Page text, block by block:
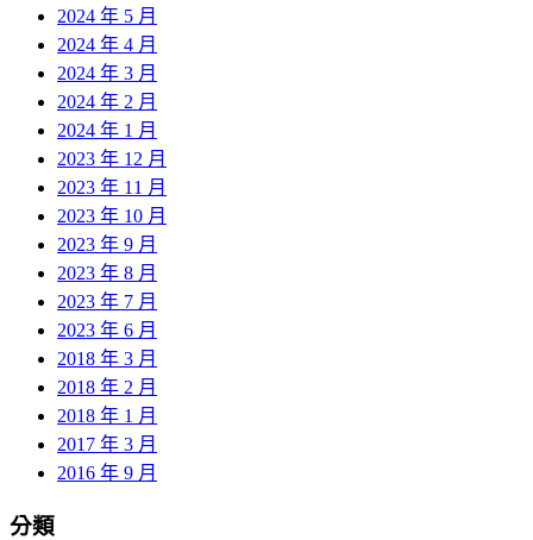
2024 年 5 月
2024 年 4 月
2024 年 3 月
2024 年 2 月
2024 年 1 月
2023 年 12 月
2023 年 11 月
2023 年 10 月
2023 年 9 月
2023 年 8 月
2023 年 7 月
2023 年 6 月
2018 年 3 月
2018 年 2 月
2018 年 1 月
2017 年 3 月
2016 年 9 月
分類